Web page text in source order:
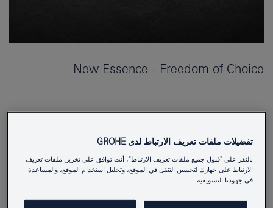
New Essence - Freedom of Choice
تفضيلات ملفات تعريف الارتباط لدى GROHE
بالنقر على "قبول جميع ملفات تعريف الارتباط"، أنت توافق على تخزين ملفات تعريف
الارتباط على جهازك لتحسين التنقل في الموقع، وتحليل استخدام الموقع، والمساعدة
في جهودنا التسويقية.